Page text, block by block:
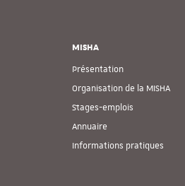
MISHA
Présentation
Organisation de la MISHA
Stages-emplois
Annuaire
Informations pratiques